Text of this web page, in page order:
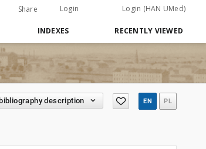
Share Login Login (HAN UMed)
INDEXES RECENTLY VIEWED
description EN PL